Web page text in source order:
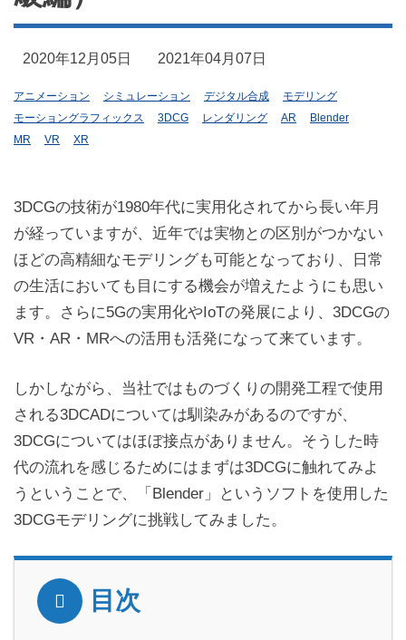
2020年12月05日 2021年04月07日
アニメーション シミュレーション デジタル合成
モデリング
モーショングラフィックス
3DCG レンダリング AR
Blender
MR
VR XR
3DCGの技術が1980年代に実用化されてから長い年月
が経っていますが、近年では実物との区別がつかない
ほどの高精細なモデリングも可能となっており、日常
の生活においても目にする機会が増えたようにも思い
ます。さらに5Gの実用化やIoTの発展により、3DCGの
VR・AR・MRへの活用も活発になって来ています。
しかしながら、当社ではものづくりの開発工程で使用
される3DCADについては馴染みがあるのですが、
3DCGについてはほぼ接点がありません。そうした時
代の流れを感じるためにはまずは3DCGに触れてみよ
うということで、「Blender」というソフトを使用した
3DCGモデリングに挑戦してみました。
目次